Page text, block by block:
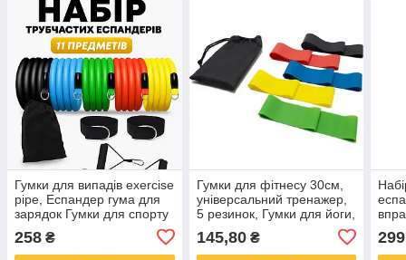
Гумки для випадів exercise
pipe, Еспандер гума для
зарядок Гумки для спорту
258 ₴
Гумки для фітнесу 30см,
універсальний тренажер,
5 резинок, Гумки для йоги,
145,80₴ 299